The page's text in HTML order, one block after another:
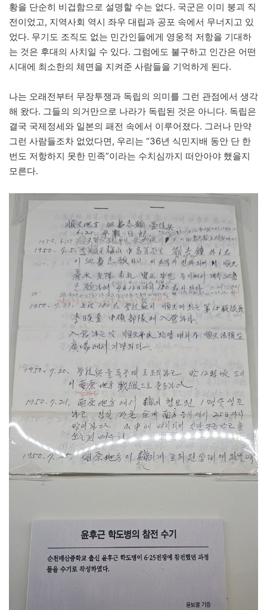
황을 단순히 비겁함으로 설명할 수는 없다. 국군은 이미 붕괴 직
전이었고, 지역사회 역시 좌우 대립과 공포 속에서 무너지고 있
었다. 무기도 조직도 없는 민간인들에게 영웅적 저항을 기대하
는 것은 후대의 사치일 수 있다. 그럼에도 불구하고 인간은 어떤
시대에 최소한의 체면을 지켜준 사람들을 기억하게 된다.
나는 오래전부터 무장투쟁과 독립의 의미를 그런 관점에서 생각
해 왔다. 그들의 의거만으로 나라가 독립된 것은 아니다. 독립은
결국 국제정세와 일본의 패전 속에서 이루어졌다. 그러나 만약
그런 사람들조차 없었다면, 우리는 “36년 식민지배 동안 단 한
번도 저항하지 못한 민족”이라는 수치심까지 떠안아야 했을지
모른다.